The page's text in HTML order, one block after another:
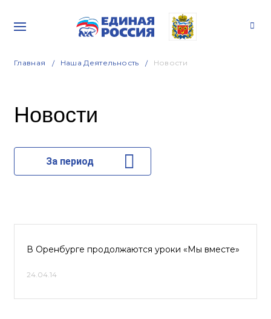
Главная Наша Деятельность Новости
Новости
За период
В Оренбурге продолжаются уроки «Мы вместе»
24.04.14